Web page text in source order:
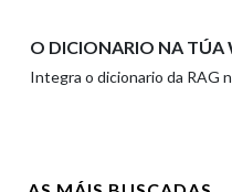
O DICIONARIO NA TÚA
Integra o dicionario da RAG